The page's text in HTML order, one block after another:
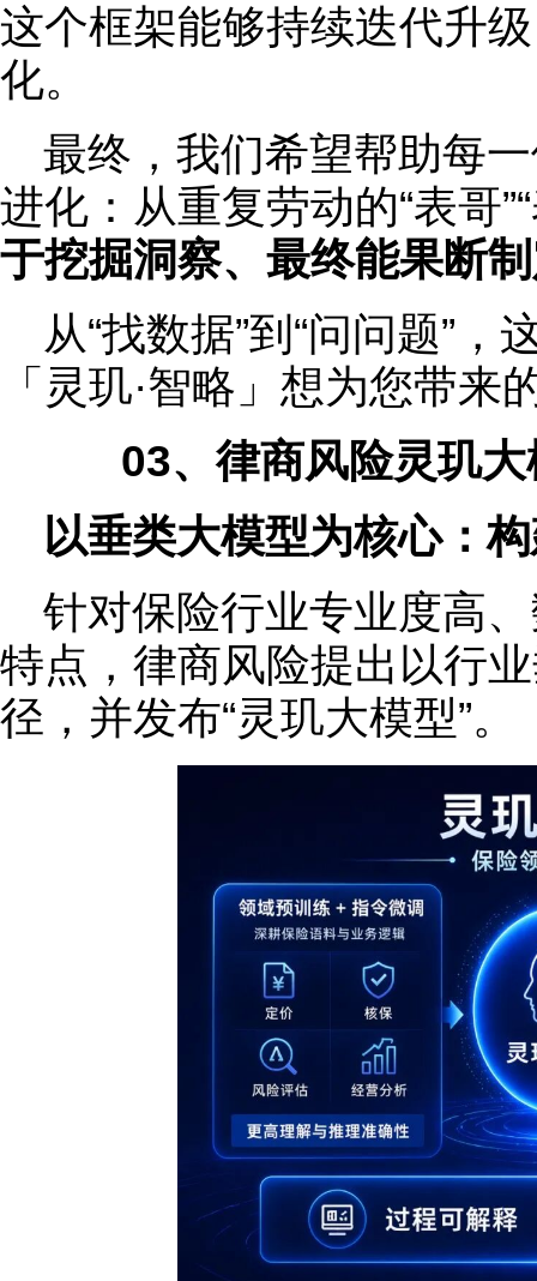
这个框架能够持续迭代升
化。
最终，我们希望帮助每
进化：从重复劳动的“表哥
于挖掘洞察、最终能果断
从“找数据”到“问问题”
「灵玑·智略」想为您带来
03、律商风险灵玑
以垂类大模型为核心：
针对保险行业专业度高
特点，律商风险提出以行
径，并发布“灵玑大模型”。